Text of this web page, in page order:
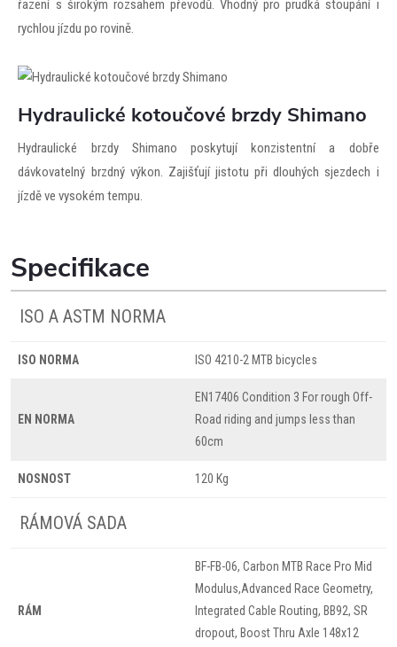
řazení s širokým rozsahem převodů. Vhodný pro prudká stoupání i
rychlou jízdu po rovině.
Hydraulické kotoučové brzdy Shimano
Hydraulické brzdy Shimano poskytují konzistentní a dobře
dávkovatelný brzdný výkon. Zajišťují jistotu při dlouhých sjezdech i
jízdě ve vysokém tempu.
Specifikace
ISO A ASTM NORMA
ISO NORMA ISO 4210-2 MTB bicycles
EN NORMA
EN17406 Condition 3 For rough Off-
Road riding and jumps less than
60cm
NOSNOST 120 Kg
RÁMOVÁ SADA
RÁM
BF-FB-06, Carbon MTB Race Pro Mid
Modulus,Advanced Race Geometry,
Integrated Cable Routing, BB92, SR
dropout, Boost Thru Axle 148x12